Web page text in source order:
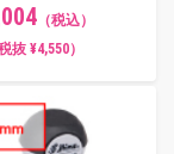
（税込）
税抜 ¥4,550）